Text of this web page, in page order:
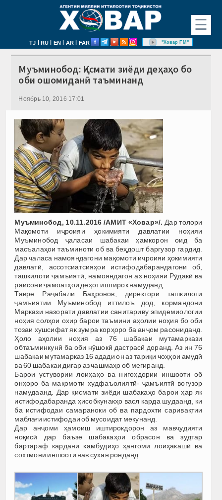
☰
TJ | RU | EN | AR | FAR "Ховар FM"
Муъминобод: Қисмати зиёди деҳаҳо бо
оби ошомиданӣ таъминанд
Ноябрь 10, 2016 17:01
Муъминобод, 10.11.2016 /АМИТ «Ховар»/. Дар толори
Мақомоти иҷроияи ҳокимияти давлатии ноҳияи
Муъминобод ҷаласаи шабакаи ҳамкорон оид ба
масъалаҳои таъминоти об ва беҳдошт баргузор гардид.
Дар ҷаласа намояндагони мақомоти иҷроияи ҳокимияти
давлатӣ, ассотсиатсияҳои истифодабарандагони об,
ташкилоти ҷамъиятӣ, намояндагон аз ноҳияи Рӯдакӣ ва
раисони ҷамоатҳои деҳот иштирок намуданд.
Тавре Раҷабалӣ Баҳронов, директори ташкилоти
ҷамъиятии Муъминобод иттилоъ дод, кормандони
Маркази назорати давлатии санитариву эпидемиологии
ноҳия солҳои охир барои таъмини аҳолии ноҳия бо оби
тозаи хушсифат як зумра корҳоро ба анҷом расониданд.
Ҳоло аҳолии ноҳия аз 76 шабакаи мутамаркази
обтаъминкунӣ ба оби нӯшокӣ дастрасӣ доранд. Аз ин 76
шабакаи мутамарказ 16 адади он аз тариқи чоҳҳои амудӣ
ва 60 шабакаи дигар аз чашмаҳо об мегиранд.
Барои устувории лоиҳаҳо ва нигоҳдории иншооти об
онҳоро ба мақомоти худфаъолиятӣ- ҷамъиятӣ вогузор
намудаанд. Дар қисмати зиёди шабакаҳо барои ҳар як
истифодабаранда ҳисобкунакҳо васл карда шудаанд, ки
ба истифодаи самараноки об ва пардохти саривақтии
маблағи истифодаи об мусоидат мекунанд.
Дар анҷоми ҳамоиш иштирокдорон аз мавҷудияти
ноқисӣ дар баъзе шабакаҳои обрасон ва зудтар
бартараф кардани камбудиҳо ҳангоми лоиҳакашӣ ва
сохтмони иншооти нав сухан ронданд.